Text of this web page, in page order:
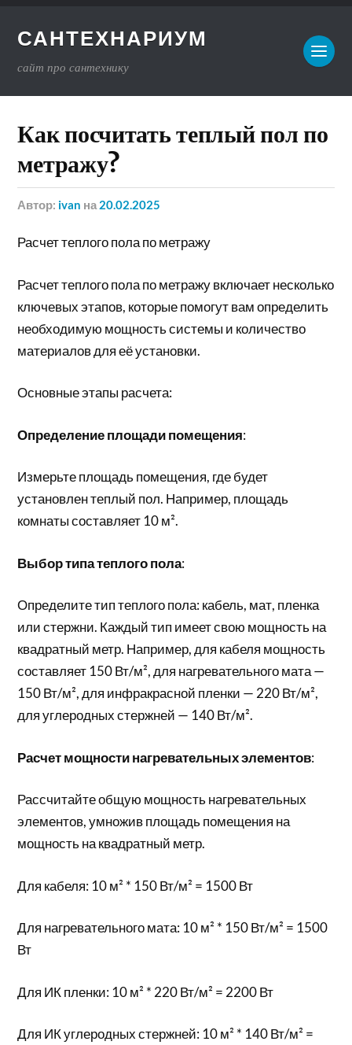
САНТЕХНАРИУМ
сайт про сантехнику
Как посчитать теплый пол по
метражу?
Автор: ivan на 20.02.2025
Расчет теплого пола по метражу
Расчет теплого пола по метражу включает несколько
ключевых этапов, которые помогут вам определить
необходимую мощность системы и количество
материалов для её установки.
Основные этапы расчета:
Определение площади помещения:
Измерьте площадь помещения, где будет
установлен теплый пол. Например, площадь
комнаты составляет 10 м².
Выбор типа теплого пола:
Определите тип теплого пола: кабель, мат, пленка
или стержни. Каждый тип имеет свою мощность на
квадратный метр. Например, для кабеля мощность
составляет 150 Вт/м², для нагревательного мата —
150 Вт/м², для инфракрасной пленки — 220 Вт/м²,
для углеродных стержней — 140 Вт/м².
Расчет мощности нагревательных элементов:
Рассчитайте общую мощность нагревательных
элементов, умножив площадь помещения на
мощность на квадратный метр.
Для кабеля: 10 м² * 150 Вт/м² = 1500 Вт
Для нагревательного мата: 10 м² * 150 Вт/м² = 1500
Вт
Для ИК пленки: 10 м² * 220 Вт/м² = 2200 Вт
Для ИК углеродных стержней: 10 м² * 140 Вт/м² =